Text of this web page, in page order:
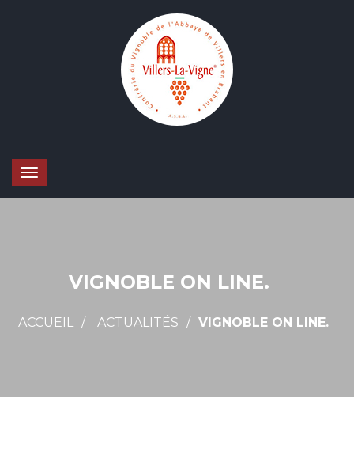
VIGNOBLE ON LINE.
ACCUEIL ACTUALITÉS VIGNOBLE ON LINE.